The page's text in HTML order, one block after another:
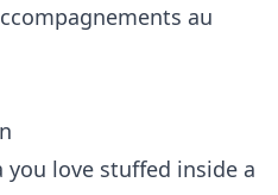
au
love stuffed inside a